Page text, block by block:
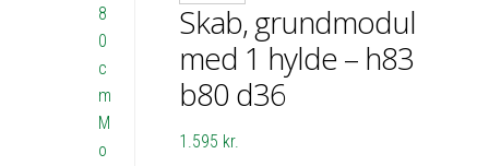
Skab, grundmodul
med 1 hylde – h83
b80 d36
1.595 kr.
8
0
c
m
M
o